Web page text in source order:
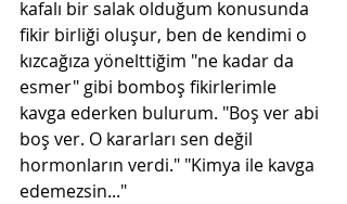
kafalı bir salak olduğum konusunda
fikir birliği oluşur, ben de kendimi o
kızcağıza yönelttiğim "ne kadar da
esmer" gibi bomboş fikirlerimle
kavga ederken bulurum. "Boş ver abi
boş ver. O kararları sen değil
hormonların verdi." "Kimya ile kavga
edemezsin..."